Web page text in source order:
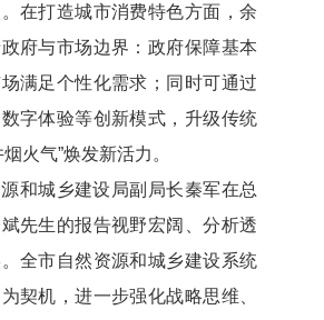
在打造城市消费特色方面，余
府与市场边界：政府保障基本
满足个性化需求；同时可通过
字体验等创新模式，升级传统
火气”焕发新活力。
城乡建设局副局长秦军在总
先生的报告视野宏阔、分析透
全市自然资源和城乡建设系统
契机，进一步强化战略思维、